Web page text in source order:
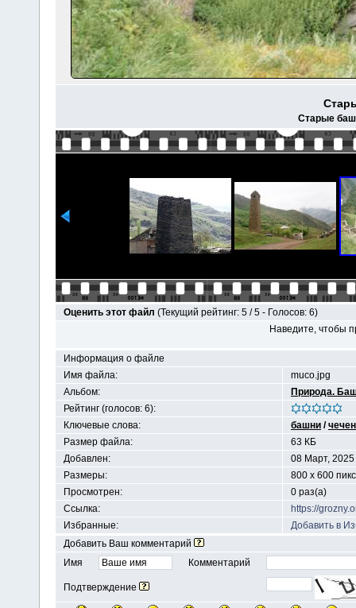
Старые
Оценить этот файл (Текущий рейтинг: 5 / 5 - Голосов: 6)
Наведите, чтобы
Информация о файле
Имя файла:
muco.jpg
Альбом:
Природа.
Рейтинг (голосов: 6):
Ключевые слова:
башни /
Размер файла:
63 КБ
Добавлен:
08 Март, 2025
Размеры:
800 x 600
Просмотрен:
0 раз(а)
Ссылка:
https://
Избранные:
Добавить в
Добавить Ваш комментарий
Имя
Комментарий
Подтверждение